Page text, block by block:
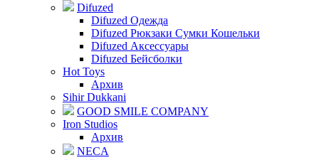
Difuzed
Difuzed Одежда
Difuzed Рюкзаки Сумки Кошельки
Difuzed Аксессуары
Difuzed Бейсболки
Hot Toys
Архив
Sihir Dukkani
GOOD SMILE COMPANY
Iron Studios
Архив
NECA